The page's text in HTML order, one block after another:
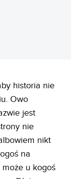
historia nie
Owo
jest
nie
nikt
na
u kogoś